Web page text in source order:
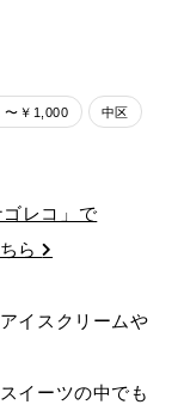
〜￥1,000 中区
レコ」で
ちら
イスクリームや
イーツの中でも